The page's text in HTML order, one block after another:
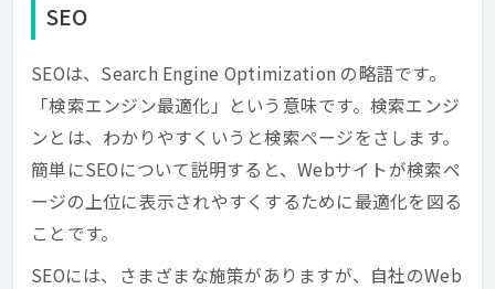
SEO
SEOは、Search Engine Optimization の略語です。
「検索エンジン最適化」という意味です。検索エンジ
ンとは、わかりやすくいうと検索ページをさします。
簡単にSEOについて説明すると、Webサイトが検索ペ
ージの上位に表示されやすくするために最適化を図る
ことです。
SEOには、さまざまな施策がありますが、自社のWeb